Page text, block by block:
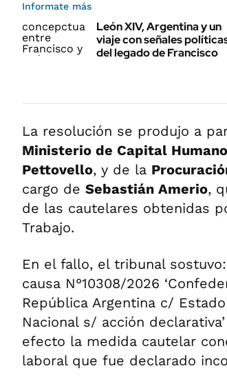
Informate más
León XIV, Argentina y un
viaje con señales
del legado de Francisco
La resolución se produjo a
Ministerio de Capital Humano
Pettovello, y de la
cargo de Sebastián Amerio,
de las cautelares obtenidas
Trabajo.
En el fallo, el tribunal
causa N°10308/2026
República Argentina c/
Nacional s/ acción
efecto la medida cautelar
laboral que fue declarado